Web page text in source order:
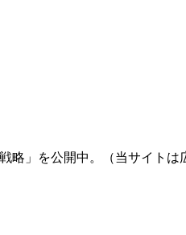
」を公開中。（当サイトは